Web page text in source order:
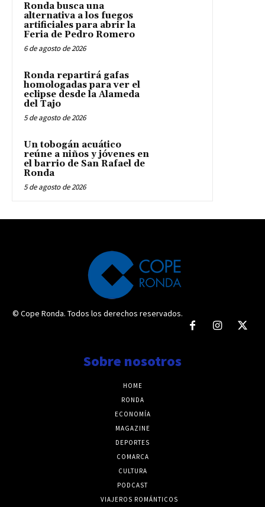
Ronda busca una
alternativa a los fuegos
artificiales para abrir la
Feria de Pedro Romero
6 de agosto de 2026
Ronda repartirá gafas
homologadas para ver el
eclipse desde la Alameda
del Tajo
5 de agosto de 2026
Un tobogán acuático
reúne a niños y jóvenes en
el barrio de San Rafael de
Ronda
5 de agosto de 2026
© Cope Ronda. Todos los derechos reservados.
Sobre nosotros
HOME
RONDA
ECONOMÍA
MAGAZINE
DEPORTES
COMARCA
CULTURA
PODCAST
VIAJEROS ROMÁNTICOS